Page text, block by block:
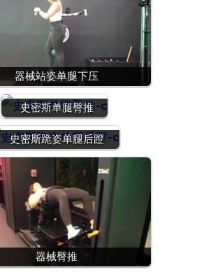
器械站姿单腿下压
史密斯单腿臀推
史密斯跪姿单腿后蹬
器械臀推